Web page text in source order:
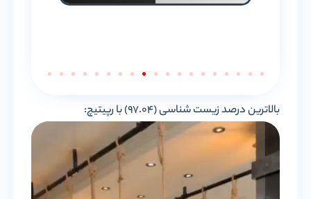
بالاترین درصد زیست شناسی (97.04) با رپیتیچ: